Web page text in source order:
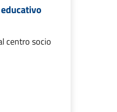
centro socio